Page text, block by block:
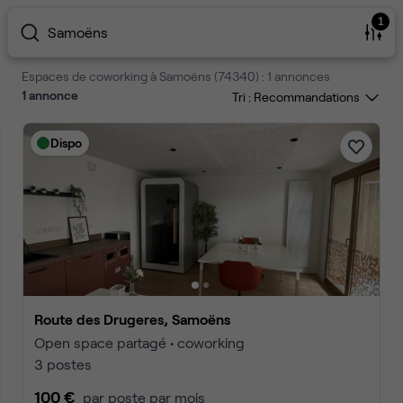
Samoëns
1
Espaces de coworking à Samoëns (74340) : 1 annonces
1annonce Tri :
Dispo
Route des Drugeres, Samoëns
Open space partagé • coworking
3 postes
100 € par poste par mois